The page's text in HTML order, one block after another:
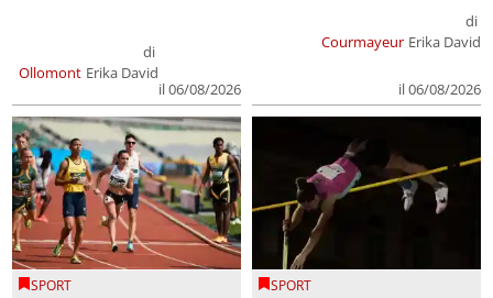
Ollomont
di
Erika David
il 06/08/2026
Courmayeur
di
Erika David
il 06/08/2026
SPORT SPORT